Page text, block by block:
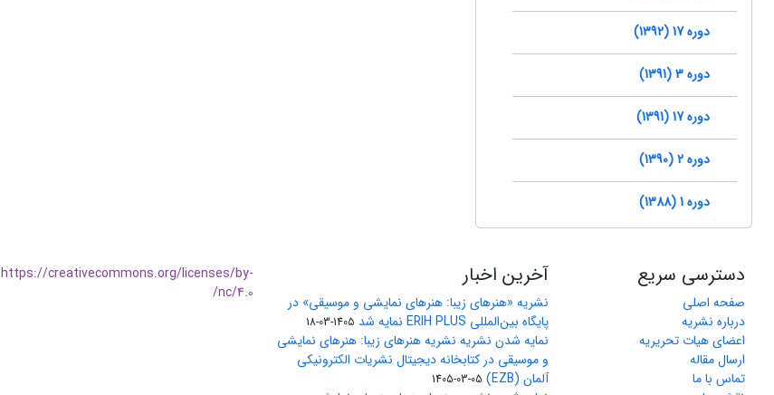
دوره 17 (1392)
دوره 3 (1391)
دوره 17 (1391)
دوره 2 (1390)
دوره 1 (1388)
دسترسی سریع
صفحه اصلی
درباره نشریه
اعضای هیات تحریریه
ارسال مقاله
تماس با ما
آخرین اخبار
نشریه «هنرهای زیبا: هنرهای نمایشی و موسیقی» در
پایگاه بین‌المللی ERIH PLUS نمایه شد
1405-03-18
نمایه شدن نشریه نشریه هنرهای زیبا: هنرهای نمایشی
و موسیقی در کتابخانه دیجیتال نشریات الکترونیکی
آلمان (EZB)
1405-03-05
https://creativecommons.org/licenses/by-
nc/4.0/